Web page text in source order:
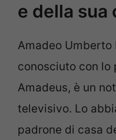
e della sua
Amadeo Umberto
conosciuto con lo
Amadeus, è un
televisivo. Lo
padrone di casa